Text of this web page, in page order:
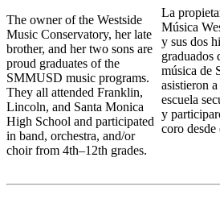
The owner of the Westside
Music Conservatory, her late
brother, and her two sons are
proud graduates of the
SMMUSD music programs.
They all attended Franklin,
Lincoln, and Santa Monica
High School and participated
in band, orchestra, and/or
choir from 4th–12th grades.
La
Música
y sus dos
graduados
música de
asistieron
escuela
y
coro desde